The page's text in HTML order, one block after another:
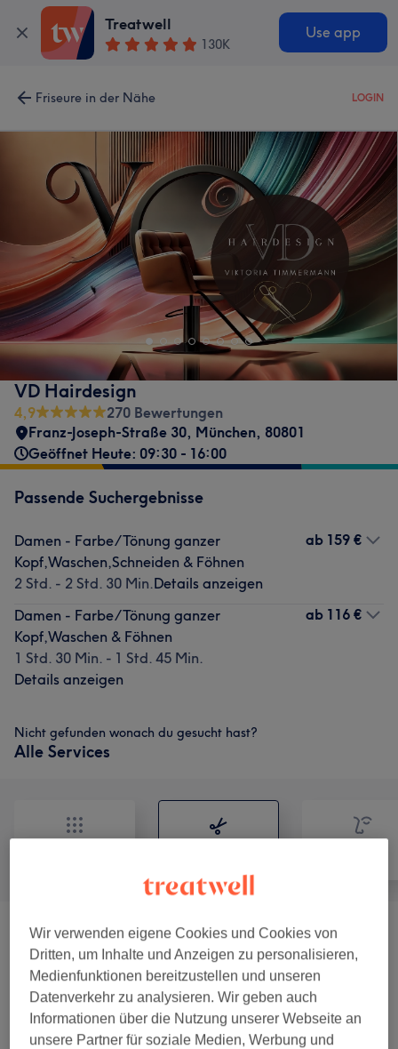
Treatwell
130K
Use app
Friseure in der Nähe LOGIN
VD Hairdesign
4,9
270 Bewertungen
Franz-Joseph-Straße 30, München, 80801
Geöffnet Heute: 09:30 - 16:00
Passende Suchergebnisse
Damen - Farbe/Tönung ganzer
Kopf,Waschen,Schneiden & Föhnen
2 Std. - 2 Std. 30 Min.Details anzeigen
ab 159 €
Damen - Farbe/Tönung ganzer
Kopf,Waschen & Föhnen
1 Std. 30 Min. - 1 Std. 45 Min.
Details anzeigen
ab 116 €
Nicht gefunden wonach du gesucht hast?
Alle Services
Haarverdichtung (1) 250 €
Damen - Haarschnitt & Styling (2) ab 35 €
Damen-Strähnen (4 ) ab 133 €
Wir verwenden eigene Cookies und Cookies von
Dritten, um Inhalte und Anzeigen zu personalisieren,
Medienfunktionen bereitzustellen und unseren
Datenverkehr zu analysieren. Wir geben auch
Informationen über die Nutzung unserer Webseite an
unsere Partner für soziale Medien, Werbung und